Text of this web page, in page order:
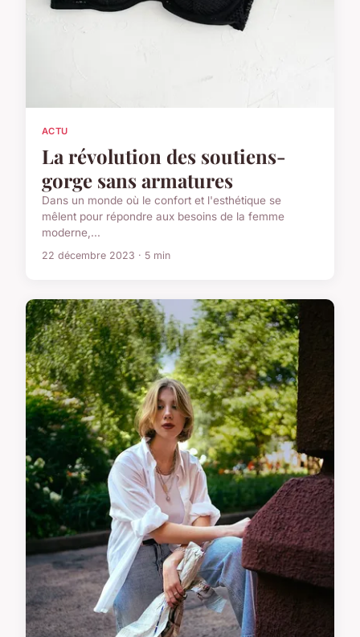
ACTU
La révolution des soutiens-
gorge sans armatures
Dans un monde où le confort et l'esthétique se
mêlent pour répondre aux besoins de la femme
moderne,...
22 décembre 2023 · 5 min